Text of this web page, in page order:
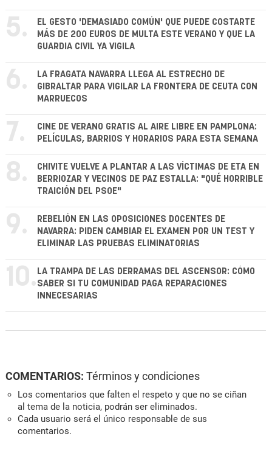
5.
EL GESTO 'DEMASIADO COMÚN' QUE PUEDE COSTARTE
MÁS DE 200 EUROS DE MULTA ESTE VERANO Y QUE LA
GUARDIA CIVIL YA VIGILA
6.
LA FRAGATA NAVARRA LLEGA AL ESTRECHO DE
GIBRALTAR PARA VIGILAR LA FRONTERA DE CEUTA CON
MARRUECOS
7.
CINE DE VERANO GRATIS AL AIRE LIBRE EN PAMPLONA:
PELÍCULAS, BARRIOS Y HORARIOS PARA ESTA SEMANA
8.
CHIVITE VUELVE A PLANTAR A LAS VÍCTIMAS DE ETA EN
BERRIOZAR Y VECINOS DE PAZ ESTALLA: "QUÉ HORRIBLE
TRAICIÓN DEL PSOE"
9.
REBELIÓN EN LAS OPOSICIONES DOCENTES DE
NAVARRA: PIDEN CAMBIAR EL EXAMEN POR UN TEST Y
ELIMINAR LAS PRUEBAS ELIMINATORIAS
10. LA TRAMPA DE LAS DERRAMAS DEL ASCENSOR: CÓMO
SABER SI TU COMUNIDAD PAGA REPARACIONES
INNECESARIAS
COMENTARIOS: Términos y condiciones
Los comentarios que falten el respeto y que no se ciñan
al tema de la noticia, podrán ser eliminados.
Cada usuario será el único responsable de sus
comentarios.